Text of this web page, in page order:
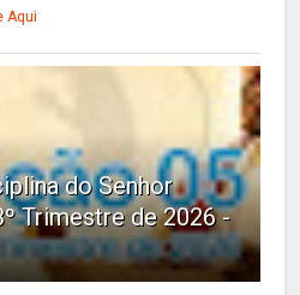
Aqui
do Senhor
Trimestre de 2026 -